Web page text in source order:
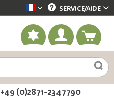
Dekotopia französisch
SERVICE/AIDE
+49 (0)2871-2347790